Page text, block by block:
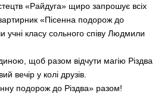
«Райдуга» щиро запрошує всіх
«Пісенна подорож до
учні класу сольного співу Людмили
щоб разом відчути магію Різдва
вечір у колі друзів.
подорож до Різдва» разом!